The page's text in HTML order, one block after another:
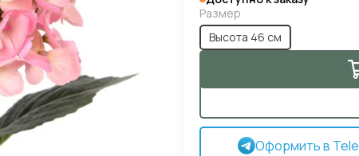
Размер
Высота 46 см
Оформить в